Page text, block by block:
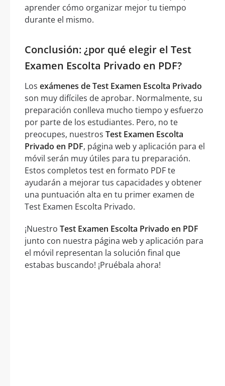
aprender cómo organizar mejor tu tiempo
durante el mismo.
Conclusión: ¿por qué elegir el Test
Examen Escolta Privado en PDF?
Los exámenes de Test Examen Escolta Privado
son muy difíciles de aprobar. Normalmente, su
preparación conlleva mucho tiempo y esfuerzo
por parte de los estudiantes. Pero, no te
preocupes, nuestros Test Examen Escolta
Privado en PDF, página web y aplicación para el
móvil serán muy útiles para tu preparación.
Estos completos test en formato PDF te
ayudarán a mejorar tus capacidades y obtener
una puntuación alta en tu primer examen de
Test Examen Escolta Privado.
¡Nuestro Test Examen Escolta Privado en PDF
junto con nuestra página web y aplicación para
el móvil representan la solución final que
estabas buscando! ¡Pruébala ahora!